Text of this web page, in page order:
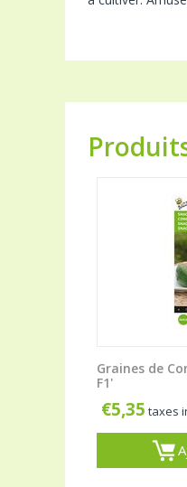
Graines de
F1'
€5,35 taxes